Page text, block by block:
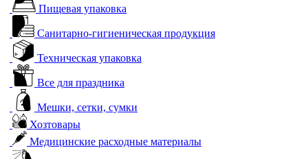
Пищевая упаковка
Санитарно-гигиеническая продукция
Техническая упаковка
Все для праздника
Мешки, сетки, сумки
Хозтовары
Медицинские расходные материалы